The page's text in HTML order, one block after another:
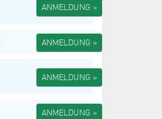
ANMELDUNG »
ANMELDUNG »
ANMELDUNG »
ANMELDUNG »